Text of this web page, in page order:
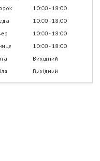
10:00 18:00
10:00 18:00
10:00 18:00
10:00 18:00
Вихідний
Вихідний